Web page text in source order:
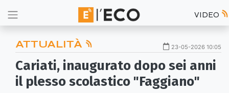
VIDEO
ATTUALITÀ 23-05-2026 10:05
Cariati, inaugurato dopo sei anni
il plesso scolastico "Faggiano"